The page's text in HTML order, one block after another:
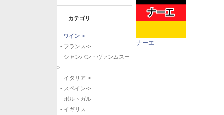
カテゴリ
ワイン->
- フランス->
- シャンパン・ヴァンムスー-
>
- イタリア->
- スペイン->
- ポルトガル
- イギリス
ナーエ